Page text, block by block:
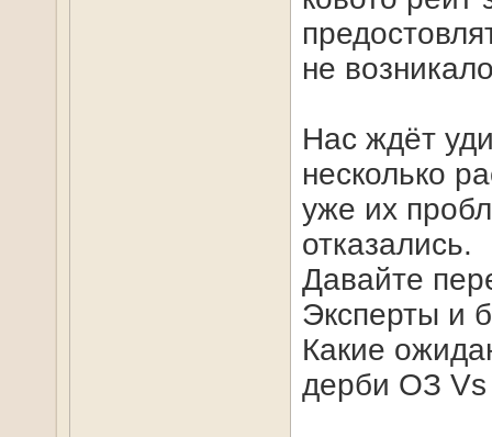
не
Нас ждёт
несколько
уже их
отказались.
Давайте
Эксперты и
Какие
дерби ОЗ Vs